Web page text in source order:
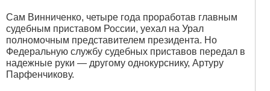
Сам Винниченко, четыре года проработав главным
судебным приставом России, уехал на Урал
полномочным представителем президента. Но
Федеральную службу судебных приставов передал в
надежные руки — другому однокурснику, Артуру
Парфенчикову.